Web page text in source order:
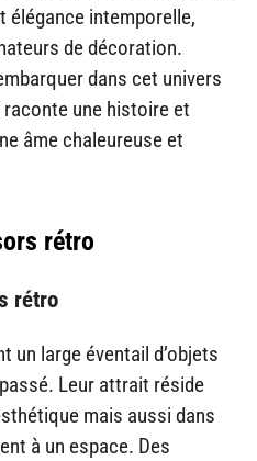
élégance intemporelle,
de décoration.
dans cet univers
une histoire et
âme chaleureuse et
rétro
rétro
un large éventail d’objets
Leur attrait réside
mais aussi dans
à un espace. Des